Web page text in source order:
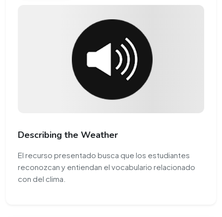
Describing the Weather
El recurso presentado busca que los estudiantes
reconozcan y entiendan el vocabulario relacionado
con del clima.